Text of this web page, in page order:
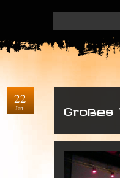
22
Jan. Großes